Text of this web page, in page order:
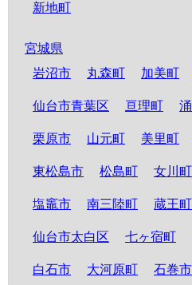
新地町
宮城県
岩沼市
丸森町 加美町
仙台市青葉区 亘理町
栗原市 山元町 美里町
東松島市 松島町 女川町
塩竈市 南三陸町 蔵王町
仙台市太白区 七ヶ宿町
白石市 大河原町 石巻市